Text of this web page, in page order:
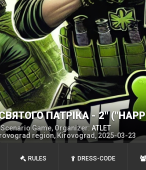
ПАТРІКА - 2"
Scenario Game, Organizer:ATLEТ
region, Kirovograd, 2025-03-23
RULES DRESS-CODE